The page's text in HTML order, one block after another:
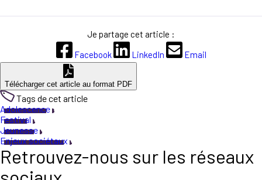
Je partage cet article :
Facebook
LinkedIn Email
Télécharger cet article au format PDF
Tags de cet article
Adolescence
Festival
Jeunesse
Enjeux sociétaux
Retrouvez-nous sur les réseaux